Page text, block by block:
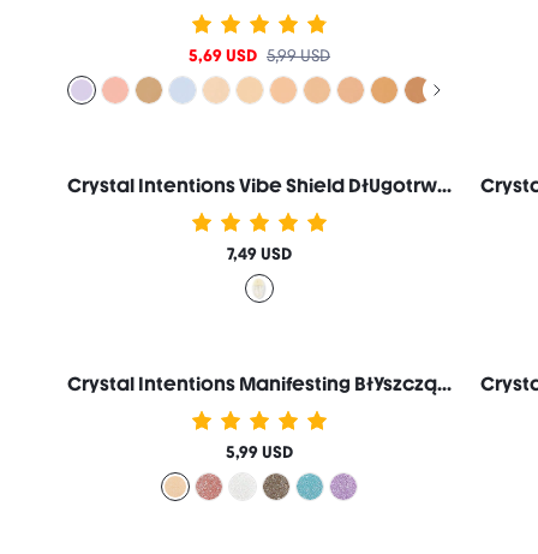
5,69 USD 5,99 USD
Crystal Intentions Vibe Shield DłUgotrwałY Spray UtrwalająCy Markowe Kosmetyki Do MakijażU I Urody Dla Kobiet I DziewcząT
7,49 USD
Crystal Intentions Manifesting BłYszcząCy Brokatowy Cień Do Powiek-Citrine Markowe Kosmetyki Do MakijażU I Urody Dla Kobiet I DziewcząT
5,99 USD